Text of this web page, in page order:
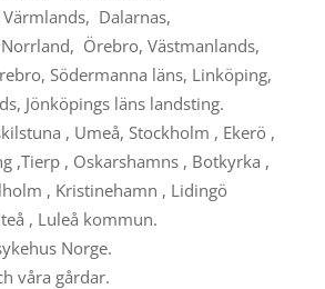
Dalarnas,
Örebro, Västmanlands,
Södermanna läns, Linköping,
Jönköpings läns landsting.
, Umeå, Stockholm , Ekerö ,
,Tierp , Oskarshamns , Botkyrka ,
, Kristinehamn , Lidingö
, Luleå kommun.
Norge.
våra gårdar.